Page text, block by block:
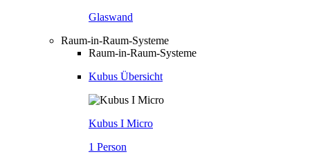
Glaswand
Raum-in-Raum-Systeme
Raum-in-Raum-Systeme
Kubus Übersicht
Kubus I Micro
1 Person